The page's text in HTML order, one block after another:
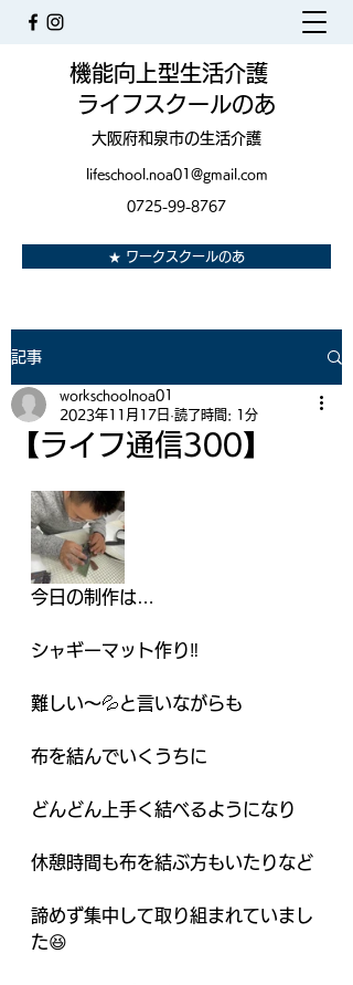
機能向上型生活介護
ライフスクールのあ
大阪府和泉市の生活介護
★ ワークスクールのあ
lifeschool.noa01@gmail.com
0725-99-8767
記事
【ライフ通信300】
workschoolnoa01
2023年11月17日 読了時間: 1分
今日の制作は…
シャギーマット作り‼️
難しい〜💦と言いながらも
布を結んでいくうちに
どんどん上手く結べるようになり
休憩時間も布を結ぶ方もいたりなど
諦めず集中して取り組まれていまし
た😆